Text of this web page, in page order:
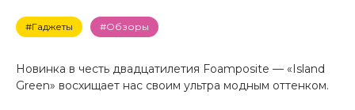
График платежей
Сегодня
25%
#Гаджеты #Обзоры
Новинка в честь двадцатилетия Foamposite — «Island
Green» восхищает нас своим ультра модным оттенком.